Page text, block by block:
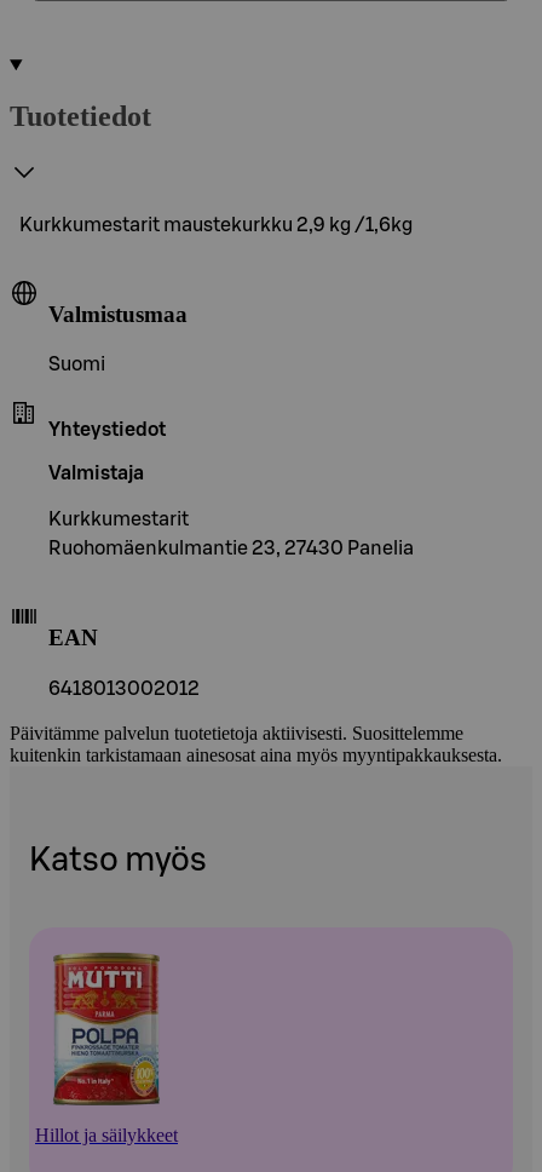
Tuotetiedot
Kurkkumestarit maustekurkku 2,9 kg /1,6kg
Valmistusmaa
Suomi
Yhteystiedot
Valmistaja
Kurkkumestarit
Ruohomäenkulmantie 23, 27430 Panelia
EAN
6418013002012
Päivitämme palvelun tuotetietoja aktiivisesti. Suosittelemme
kuitenkin tarkistamaan ainesosat aina myös myyntipakkauksesta.
Katso myös
Hillot ja säilykkeet